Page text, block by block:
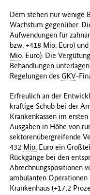
Dem stehen nur wenige
Wachstum gegenüber.
Aufwendungen für
bzw. +418 Mio. Euro)
Mio. Euro). Die
Behandlungen
Regelungen des GKV-
Erfreulich an der
kräftige Schub bei der
Krankenkassen im
Ausgaben in Höhe von
sektorenübergreifende
432 Mio. Euro ein
Rückgänge bei den
Abrechnungspositionen
ambulanten
Krankenhaus (+17,2